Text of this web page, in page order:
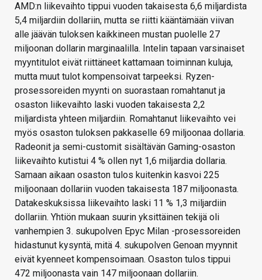
AMD:n liikevaihto tippui vuoden takaisesta 6,6 miljardista
5,4 miljardiin dollariin, mutta se riitti kääntämään viivan
alle jäävän tuloksen kaikkineen mustan puolelle 27
miljoonan dollarin marginaalilla. Intelin tapaan varsinaiset
myyntitulot eivät riittäneet kattamaan toiminnan kuluja,
mutta muut tulot kompensoivat tarpeeksi. Ryzen-
prosessoreiden myynti on suorastaan romahtanut ja
osaston liikevaihto laski vuoden takaisesta 2,2
miljardista yhteen miljardiin. Romahtanut liikevaihto vei
myös osaston tuloksen pakkaselle 69 miljoonaa dollaria.
Radeonit ja semi-customit sisältävän Gaming-osaston
liikevaihto kutistui 4 % ollen nyt 1,6 miljardia dollaria.
Samaan aikaan osaston tulos kuitenkin kasvoi 225
miljoonaan dollariin vuoden takaisesta 187 miljoonasta.
Datakeskuksissa liikevaihto laski 11 % 1,3 miljardiin
dollariin. Yhtiön mukaan suurin yksittäinen tekijä oli
vanhempien 3. sukupolven Epyc Milan -prosessoreiden
hidastunut kysyntä, mitä 4. sukupolven Genoan myynnit
eivät kyenneet kompensoimaan. Osaston tulos tippui
472 miljoonasta vain 147 miljoonaan dollariin.